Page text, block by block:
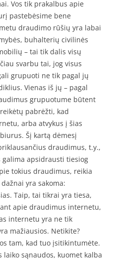
Vos tik prakalbus apie
pastebėsime bene
draudimo rūšių yra labai
buhalterių civilinės
– tai tik dalis visų
svarbu tai, jog visus
grupuoti ne tik pagal jų
Vienas iš jų – pagal
grupuotume būtent
pabrėžti, kad
arba atvykus į šias
Šį kartą dėmesį
draudimus, t.y.,
apsidrausti tiesiog
tokius draudimus, reikia
yra sakoma:
Taip, tai tikrai yra tiesa,
apie draudimus internetu,
internetu yra ne tik
mažiausios. Netikite?
tam, kad tuo įsitikintumėte.
laiko sąnaudos, kuomet kalba